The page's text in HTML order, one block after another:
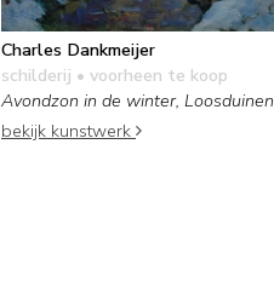
Charles Dankmeijer
schilderij • voorheen te koop
Avondzon in de winter, Loosduinen
bekijk kunstwerk